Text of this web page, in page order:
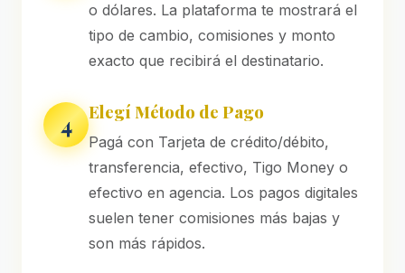
o dólares. La plataforma te mostrará el
tipo de cambio, comisiones y monto
exacto que recibirá el destinatario.
4 Elegí Método de Pago
Pagá con Tarjeta de crédito/débito,
transferencia, efectivo, Tigo Money o
efectivo en agencia. Los pagos digitales
suelen tener comisiones más bajas y
son más rápidos.